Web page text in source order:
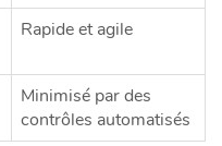
Rapide et agile
Minimisé par des
contrôles automatisés